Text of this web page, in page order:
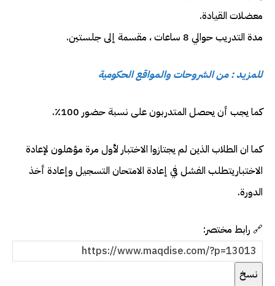
معضلات القيادة.
مدة التدريب حوالي 8 ساعات ، مقسمة إلى جلستين.
للمزيد : من الشروحات والمواقع الحكومية
كما يجب أن يحصل المتدربون على نسبة حضور 100٪.
كما ان الطلاب الذين لم يجتازوا الاختبار لأول مرة مؤهلون لإعادة
الاختباريتطلب الفشل في إعادة الامتحان التسجيل وإعادة أخذ
الدورة.
🔗 رابط مختصر:
نسخ